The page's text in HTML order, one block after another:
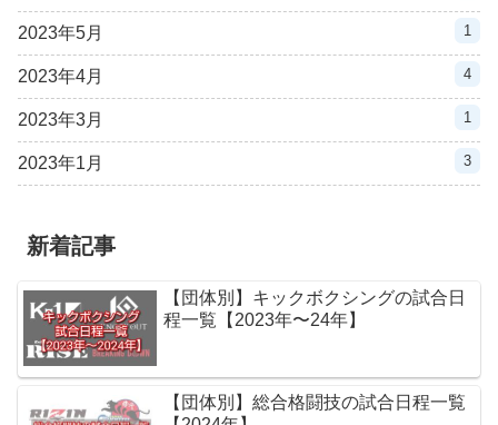
2023年5月 1
2023年4月 4
2023年3月 1
2023年1月 3
新着記事
【団体別】キックボクシングの試合日
程一覧【2023年〜24年】
【団体別】総合格闘技の試合日程一覧